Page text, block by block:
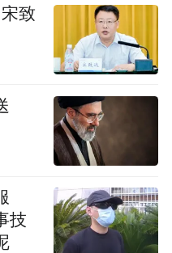
大风号”用户上传并发
服务。
(including the videos,
uploaded and posted
information storage
致
技